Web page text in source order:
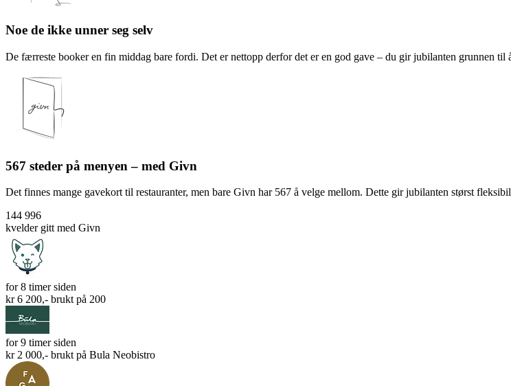
Noe de ikke unner seg selv
De færreste booker en fin middag bare fordi. Det er nettopp derfor det er en god gave – du gir jubilanten grunnen til
567 steder på menyen – med Givn
Det finnes mange gavekort til restauranter, men bare Givn har 567 å velge mellom. Dette gir jubilanten størst
144 996
kvelder gitt med Givn
for 8 timer siden
kr 6 200,- brukt på 200
for 9 timer siden
kr 2 000,- brukt på Bula Neobistro